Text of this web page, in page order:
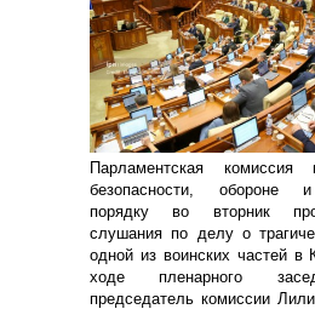
Парламентская комиссия
безопасности, обороне
порядку во вторник
слушания по делу о
одной из воинских частей
ходе пленарного
председатель комиссии